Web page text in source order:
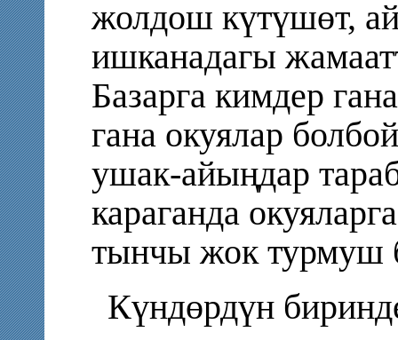
жолдош күтүшөт,
ишканадагы
Базарга кимдер
гана окуялар
ушак-айыңдар
караганда
тынчы жок турмуш
Күндөрдүн